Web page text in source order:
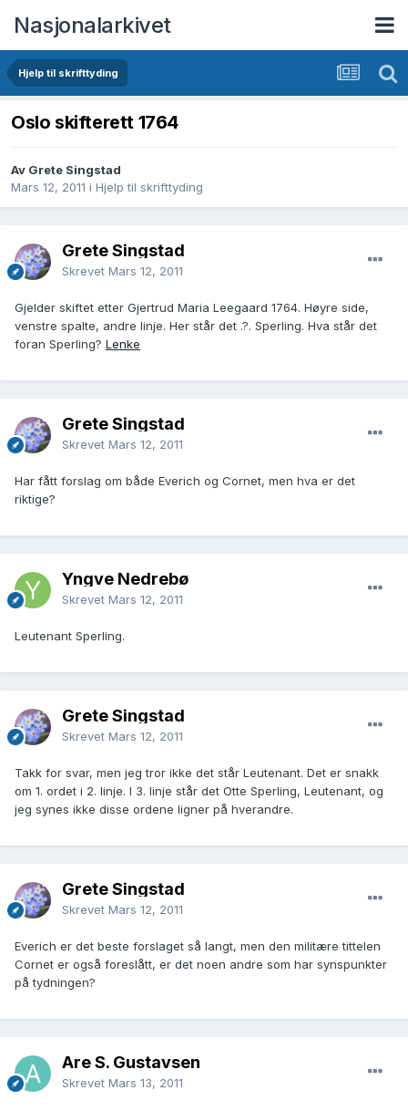
Nasjonalarkivet
Hjelp til skrifttyding
Oslo skifterett 1764
Av Grete Singstad
Mars 12, 2011 i Hjelp til skrifttyding
Grete Singstad
Skrevet Mars 12, 2011
Gjelder skiftet etter Gjertrud Maria Leegaard 1764. Høyre side,
venstre spalte, andre linje. Her står det .?. Sperling. Hva står det
foran Sperling? Lenke
Grete Singstad
Skrevet Mars 12, 2011
Har fått forslag om både Everich og Cornet, men hva er det
riktige?
Yngve Nedrebø
Skrevet Mars 12, 2011
Leutenant Sperling.
Grete Singstad
Skrevet Mars 12, 2011
Takk for svar, men jeg tror ikke det står Leutenant. Det er snakk
om 1. ordet i 2. linje. I 3. linje står det Otte Sperling, Leutenant, og
jeg synes ikke disse ordene ligner på hverandre.
Grete Singstad
Skrevet Mars 12, 2011
Everich er det beste forslaget så langt, men den militære tittelen
Cornet er også foreslått, er det noen andre som har synspunkter
på tydningen?
Are S. Gustavsen
Skrevet Mars 13, 2011